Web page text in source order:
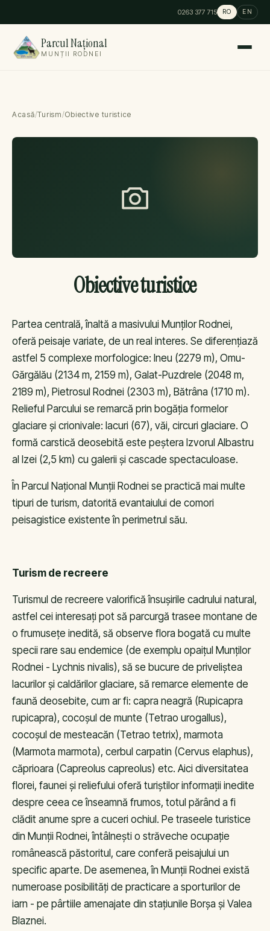
0263 377 715 RO EN
Parcul Național
MUNȚII RODNEI
Acasă/Turism/Obiective turistice
Obiective turistice
Partea centrală, înaltă a masivului Munților Rodnei,
oferă peisaje variate, de un real interes. Se diferențiază
astfel 5 complexe morfologice: Ineu (2279 m), Omu-
Gărgălău (2134 m, 2159 m), Galat-Puzdrele (2048 m,
2189 m), Pietrosul Rodnei (2303 m), Bătrâna (1710 m).
Relieful Parcului se remarcă prin bogăția formelor
glaciare și crionivale: lacuri (67), văi, circuri glaciare. O
formă carstică deosebită este peștera Izvorul Albastru
al Izei (2,5 km) cu galerii și cascade spectaculoase.
În Parcul Național Munții Rodnei se practică mai multe
tipuri de turism, datorită evantaiului de comori
peisagistice existente în perimetrul său.
Turism de recreere
Turismul de recreere valorifică însușirile cadrului natural,
astfel cei interesați pot să parcurgă trasee montane de
o frumusețe inedită, să observe flora bogată cu multe
specii rare sau endemice (de exemplu opaițul Munților
Rodnei - Lychnis nivalis), să se bucure de priveliștea
lacurilor și caldărilor glaciare, să remarce elemente de
faună deosebite, cum ar fi: capra neagră (Rupicapra
rupicapra), cocoșul de munte (Tetrao urogallus),
cocoșul de mesteacăn (Tetrao tetrix), marmota
(Marmota marmota), cerbul carpatin (Cervus elaphus),
căprioara (Capreolus capreolus) etc. Aici diversitatea
florei, faunei și reliefului oferă turiștilor informații inedite
despre ceea ce înseamnă frumos, totul părând a fi
clădit anume spre a cuceri ochiul. Pe traseele turistice
din Munții Rodnei, întâlnești o străveche ocupație
românească păstoritul, care conferă peisajului un
specific aparte. De asemenea, în Munții Rodnei există
numeroase posibilități de practicare a sporturilor de
iarn - pe pârtiile amenajate din stațiunile Borșa și Valea
Blaznei.